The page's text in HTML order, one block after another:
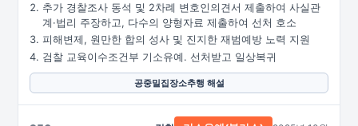
추가 경찰조사 동석 및 2차례 변호인의견서 제출하여 사실관
계·법리 주장하고, 다수의 양형자료 제출하여 선처 호소
피해변제, 원만한 합의 성사 및 진지한 재범예방 노력 지원
검찰 교육이수조건부 기소유예. 선처받고 일상복귀
공중밀집장소추행 해설